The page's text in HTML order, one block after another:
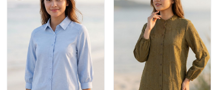
WISHLIST
WISHLIST